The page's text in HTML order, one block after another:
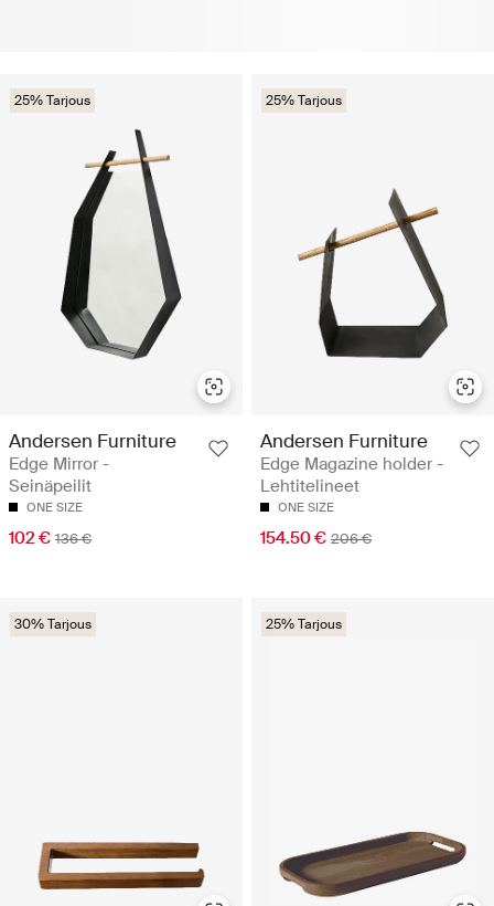
25% Tarjous
Andersen Furniture
Edge Mirror -
Seinäpeilit
ONE SIZE
102 € 136 €
25% Tarjous
Andersen Furniture
Edge Magazine holder -
Lehtitelineet
ONE SIZE
154.50 € 206 €
30% Tarjous 25% Tarjous